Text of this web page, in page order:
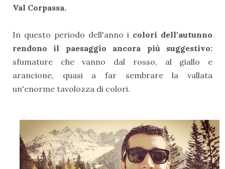
Val Corpassa.
In questo periodo dell'anno i colori dell'autunno
rendono il paesaggio ancora più suggestivo:
sfumature che vanno dal rosso, al giallo e
arancione, quasi a far sembrare la vallata
un'enorme tavolozza di colori.